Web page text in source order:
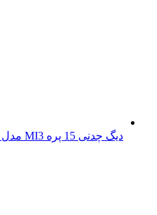
دیگ چدنی 15 پره MI3 مدل Hyper-15